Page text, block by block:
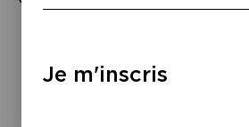
Yuksek, “Dance’O’Drome”,
de
l’article
Je m'inscris